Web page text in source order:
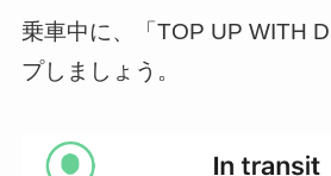
乗車中に、「TOP UP WITH
プしましょう。